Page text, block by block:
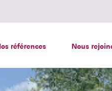
références Nous